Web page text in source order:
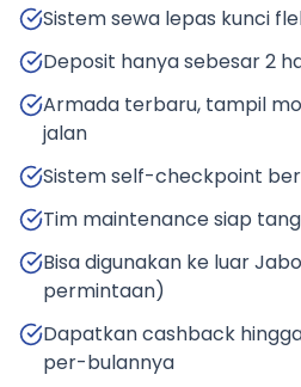
Sistem sewa lepas kunci
Deposit hanya sebesar 2
Armada terbaru, tampil
jalan
Sistem self-checkpoint
Tim maintenance siap
Bisa digunakan ke luar
permintaan)
Dapatkan cashback
per-bulannya